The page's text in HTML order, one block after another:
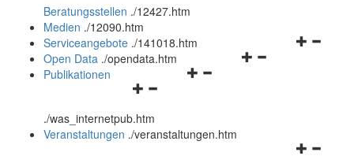
und
schließen
Beratungsstellen ./12427.htm
Medien ./12090.htm
Navigationsmenü
Serviceangebote ./141018.htm
Navigationsmenü
Open Data ./opendata.htm
Navigationsmenü
und
schließen
Publikationen
./was_internetpub.htm
Veranstaltungen ./veranstaltungen.htm